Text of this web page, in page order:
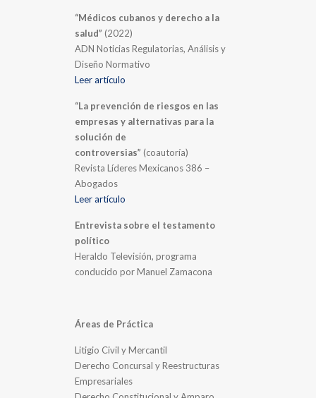
“Médicos cubanos y derecho a la
salud” (2022)
ADN Noticias Regulatorias, Análisis y
Diseño Normativo
Leer artículo
“La prevención de riesgos en las
empresas y alternativas para la
solución de
controversias” (coautoría)
Revista Líderes Mexicanos 386 –
Abogados
Leer artículo
Entrevista sobre el testamento
político
Heraldo Televisión, programa
conducido por Manuel Zamacona
Áreas de Práctica
Litigio Civil y Mercantil
Derecho Concursal y Reestructuras
Empresariales